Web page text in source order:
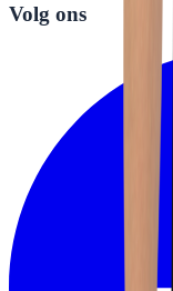
Volg ons